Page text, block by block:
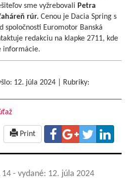
sme vyžrebovali Petra
rúr. Cenou je Dacia Spring s
spoločnosti Euromotor Banská
redakciu na klapke 2711, kde
informácie.
12. júla 2024
Rubriky:
Print
14 - vydané: 12. júla 2024